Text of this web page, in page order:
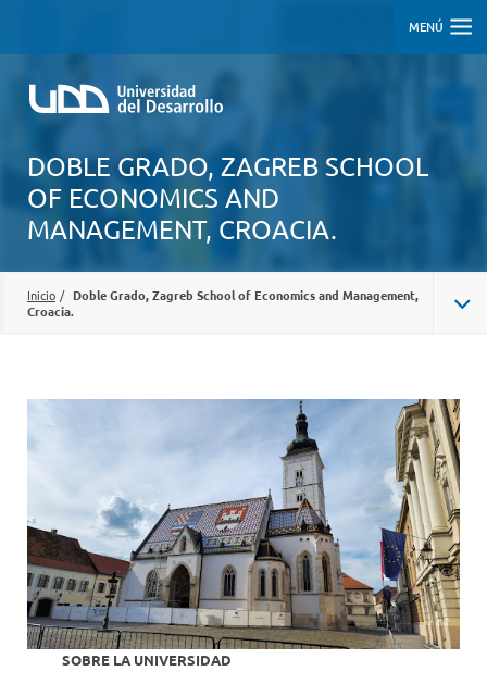
MENÚ
DOBLE GRADO, ZAGREB SCHOOL
OF ECONOMICS AND
MANAGEMENT, CROACIA.
Inicio / Doble Grado, Zagreb School of Economics and Management,
Croacia.
SOBRE LA UNIVERSIDAD